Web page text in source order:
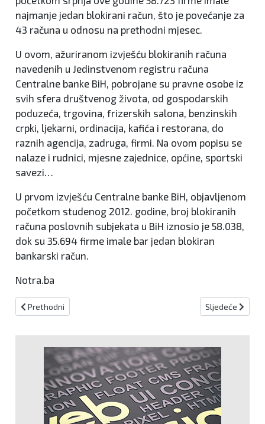
najmanje jedan blokirani račun, što je povećanje za
43 računa u odnosu na prethodni mjesec.
U ovom, ažuriranom izvješću blokiranih računa
navedenih u Jedinstvenom registru računa
Centralne banke BiH, pobrojane su pravne osobe iz
svih sfera društvenog života, od gospodarskih
poduzeća, trgovina, frizerskih salona, benzinskih
crpki, ljekarni, ordinacija, kafića i restorana, do
raznih agencija, zadruga, firmi. Na ovom popisu se
nalaze i rudnici, mjesne zajednice, općine, sportski
savezi…
U prvom izvješću Centralne banke BiH, objavljenom
početkom studenog 2012. godine, broj blokiranih
računa poslovnih subjekata u BiH iznosio je 58.038,
dok su 35.694 firme imale bar jedan blokiran
bankarski račun.
Notra.ba
Prethodni članak: (FOTO) Održana sjednica Općinskog vijeća Vitez
Prethodni Sljedeći
Sljedeće